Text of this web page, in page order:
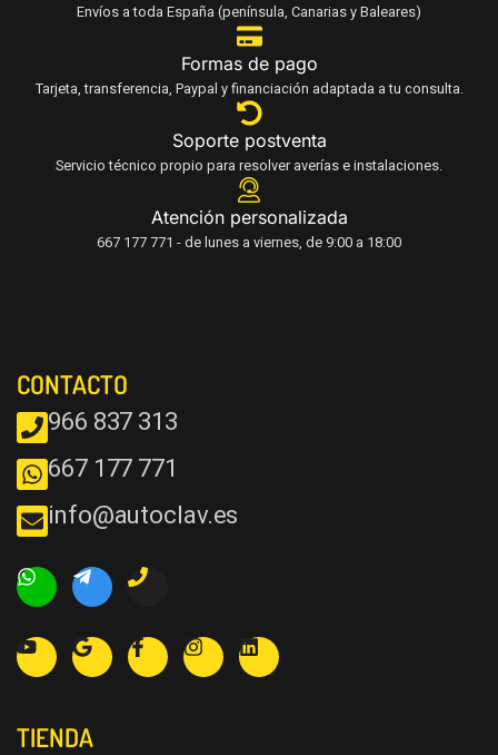
Envíos a toda España (península, Canarias y Baleares)
Formas de pago
Tarjeta, transferencia, Paypal y financiación adaptada a tu consulta.
Soporte postventa
Servicio técnico propio para resolver averías e instalaciones.
Atención personalizada
667 177 771 - de lunes a viernes, de 9:00 a 18:00
CONTACTO
966 837 313
667 177 771
info@autoclav.es
TIENDA